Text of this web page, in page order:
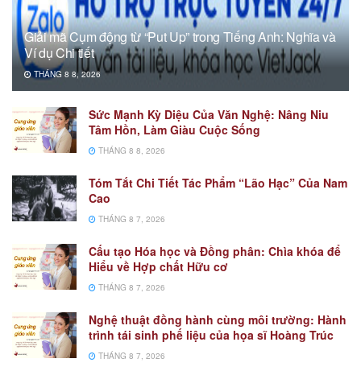
Giải mã Cụm động từ “Put Up” trong Tiếng Anh: Nghĩa và
Ví dụ Chi tiết
THÁNG 8 8, 2026
Sức Mạnh Kỳ Diệu Của Văn Nghệ: Nâng Niu
Tâm Hồn, Làm Giàu Cuộc Sống
THÁNG 8 8, 2026
Tóm Tắt Chi Tiết Tác Phẩm “Lão Hạc” Của Nam
Cao
THÁNG 8 7, 2026
Cấu tạo Hóa học và Đồng phân: Chìa khóa để
Hiểu về Hợp chất Hữu cơ
THÁNG 8 7, 2026
Nghệ thuật đồng hành cùng môi trường: Hành
trình tái sinh phế liệu của họa sĩ Hoàng Trúc
THÁNG 8 7, 2026